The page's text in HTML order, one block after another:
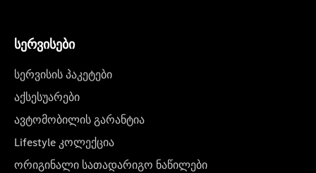
სერვისები
სერვისის პაკეტები
აქსესუარები
ავტომობილის გარანტია
Lifestyle კოლექცია
ორიგინალი სათადარიგო ნაწილები